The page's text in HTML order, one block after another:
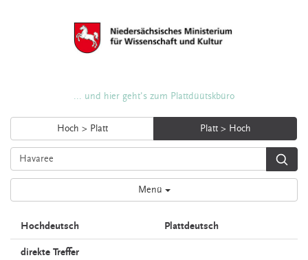
... und hier geht's zum Plattdüütskbüro
Hoch > Platt Platt > Hoch
Menü
Hochdeutsch Plattdeutsch
direkte Treffer